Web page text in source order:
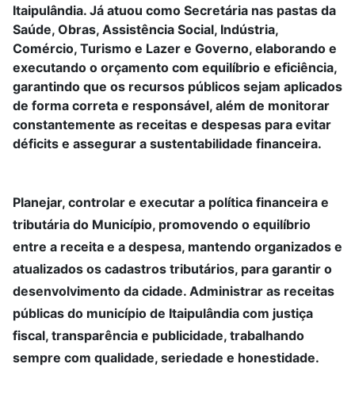
Itaipulândia. Já atuou como Secretária nas pastas da
Saúde, Obras, Assistência Social, Indústria,
Comércio, Turismo e Lazer e Governo, elaborando e
executando o orçamento com equilíbrio e eficiência,
garantindo que os recursos públicos sejam aplicados
de forma correta e responsável, além de monitorar
constantemente as receitas e despesas para evitar
déficits e assegurar a sustentabilidade financeira.
Planejar, controlar e executar a política financeira e
tributária do Município, promovendo o equilíbrio
entre a receita e a despesa, mantendo organizados e
atualizados os cadastros tributários, para garantir o
desenvolvimento da cidade. Administrar as receitas
públicas do município de Itaipulândia com justiça
fiscal, transparência e publicidade, trabalhando
sempre com qualidade, seriedade e honestidade.